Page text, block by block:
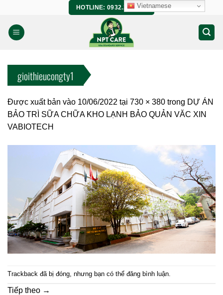
nội
dung
HOTLINE: 0932.266.458
gioithieucongty1
Được xuất bản vào 10/06/2022 tại 730 × 380 trong DỰ ÁN
BẢO TRÌ SỮA CHỮA KHO LẠNH BẢO QUẢN VĂC XIN
VABIOTECH
Trackback đã bị đóng, nhưng bạn có thể đăng bình luận
Tiếp theo →
Vietnamese